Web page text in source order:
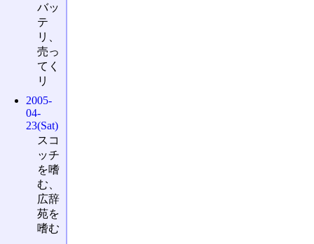
バッ
テ
リ、
売っ
てく
リ
2005-
04-
23(Sat)
スコ
ッチ
を嗜
む、
広辞
苑を
嗜む